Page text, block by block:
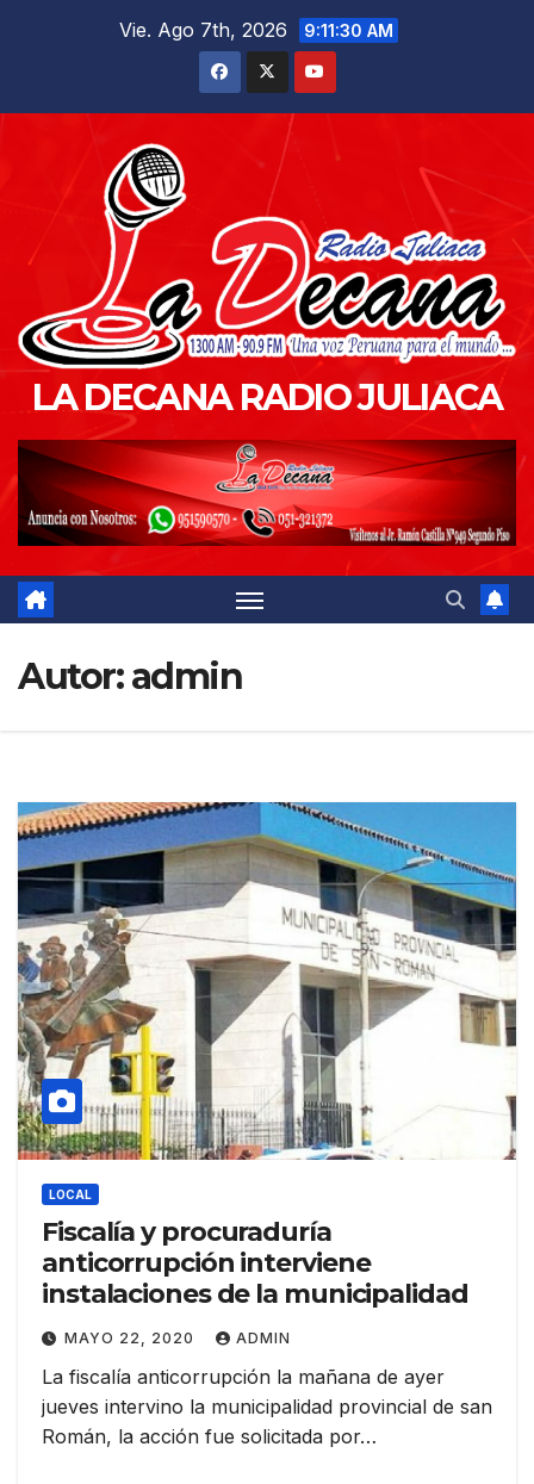
Vie. Ago 7th, 2026 9:11:32 AM
LA DECANA RADIO JULIACA
Autor:admin
LOCAL
Fiscalía y procuraduría
anticorrupción interviene
instalaciones de la municipalidad
MAYO 22, 2020 ADMIN
La fiscalía anticorrupción la mañana de ayer
jueves intervino la municipalidad provincial de san
Román, la acción fue solicitada por…